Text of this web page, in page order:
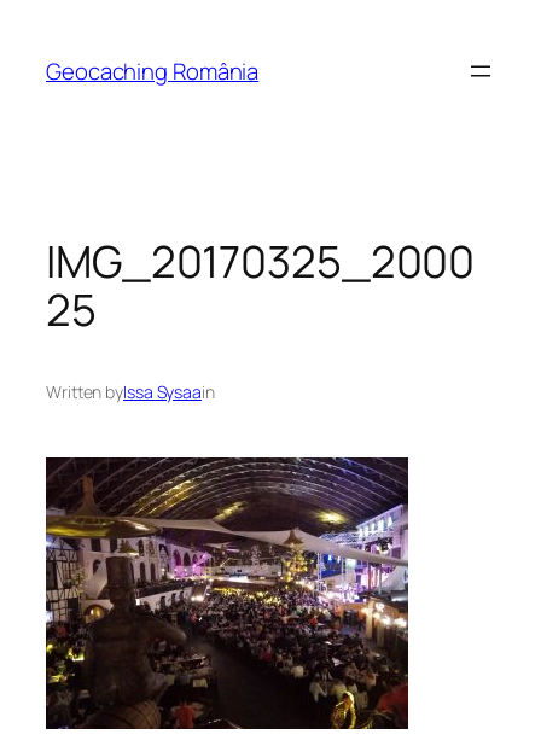
content
Geocaching România
IMG_20170325_2000
25
Written byIssa Sysaain